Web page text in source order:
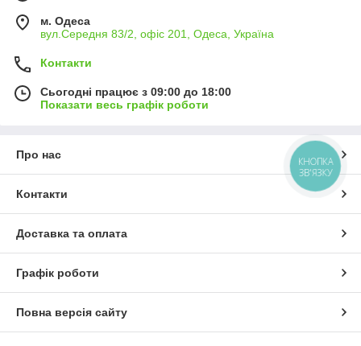
м. Одеса
вул.Середня 83/2, офіс 201, Одеса, Україна
Контакти
Сьогодні працює з 09:00 до 18:00
Показати весь графік роботи
Про нас
Контакти
Доставка та оплата
Графік роботи
Повна версія сайту
КНОПКА
ЗВ'ЯЗКУ